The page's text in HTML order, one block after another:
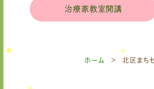
治療家教室開講
ホーム 北区まち